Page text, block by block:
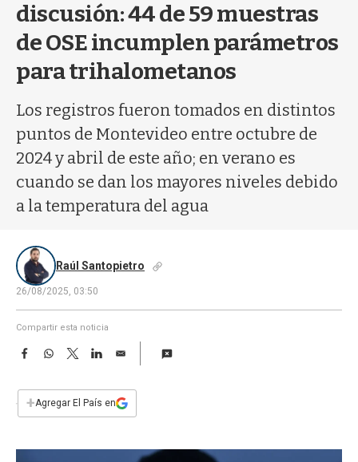
q
discusión: 44 de 59 muestras
de OSE incumplen parámetros
para trihalometanos
Los registros fueron tomados en distintos
puntos de Montevideo entre octubre de
2024 y abril de este año; en verano es
cuando se dan los mayores niveles debido
a la temperatura del agua
Raúl Santopietro
26/08/2025, 03:50
Compartir esta noticia
F
e
b
W
s
T
w
t
L
E
i
l
+Agregar El País en